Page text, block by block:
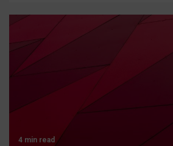
4 min read